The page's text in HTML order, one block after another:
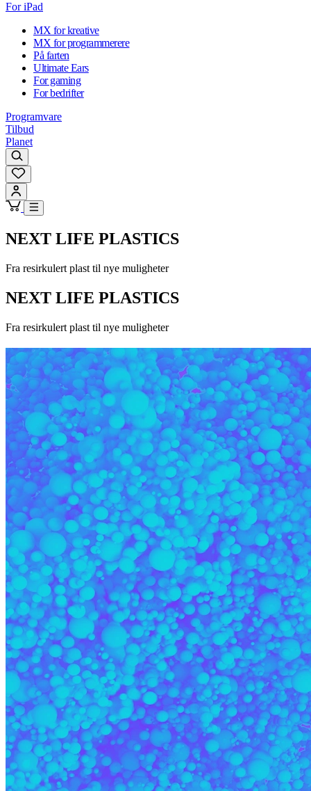
For iPad
MX for kreative
MX for programmerere
På farten
Ultimate Ears
For gaming
For bedrifter
Programvare
Tilbud
Planet
NEXT LIFE PLASTICS
Fra resirkulert plast til nye muligheter
NEXT LIFE PLASTICS
Fra resirkulert plast til nye muligheter